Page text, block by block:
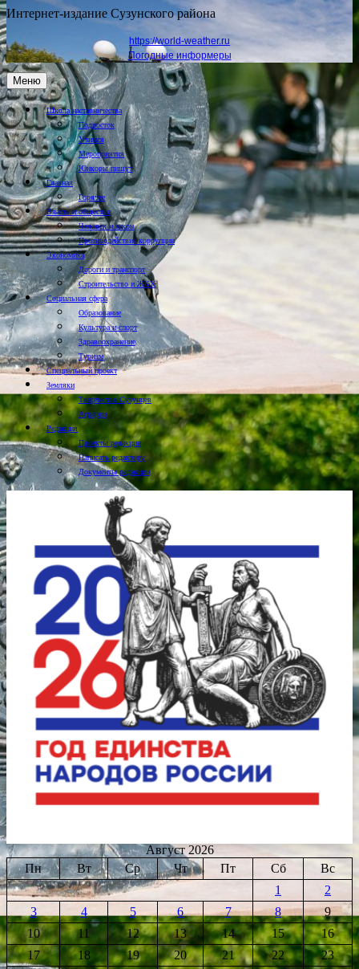
Интернет-издание Сузунского района
https://world-weather.ru
Погодные информеры
Меню
Школа наставничества
Подросток
Учимся
Мероприятия
Юнкоры пишут
Главная
Горячее
Власть и общество
Человек и закон
Противодействие коррупции
Экономика
Дороги и транспорт
Строительство и ЖКХ
Социальная сфера
Образование
Культура и спорт
Здравоохранение
Туризм
Специальный проект
Земляки
Творчество Сузунцев
Аграрии
Редакция
Проекты редакции
Написать редактору
Документы редакции
Август 2026
Пн
Вт Ср Чт Пт Сб
Вс
1
2
3
4 5 6 7 8
9
10
11 12 13 14 15
16
17
18 19 20 21 22
23